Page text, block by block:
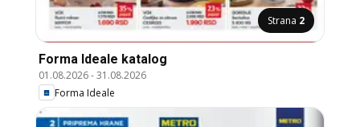
Strana 2
Forma Ideale katalog
01.08.2026-31.08.2026
Forma Ideale